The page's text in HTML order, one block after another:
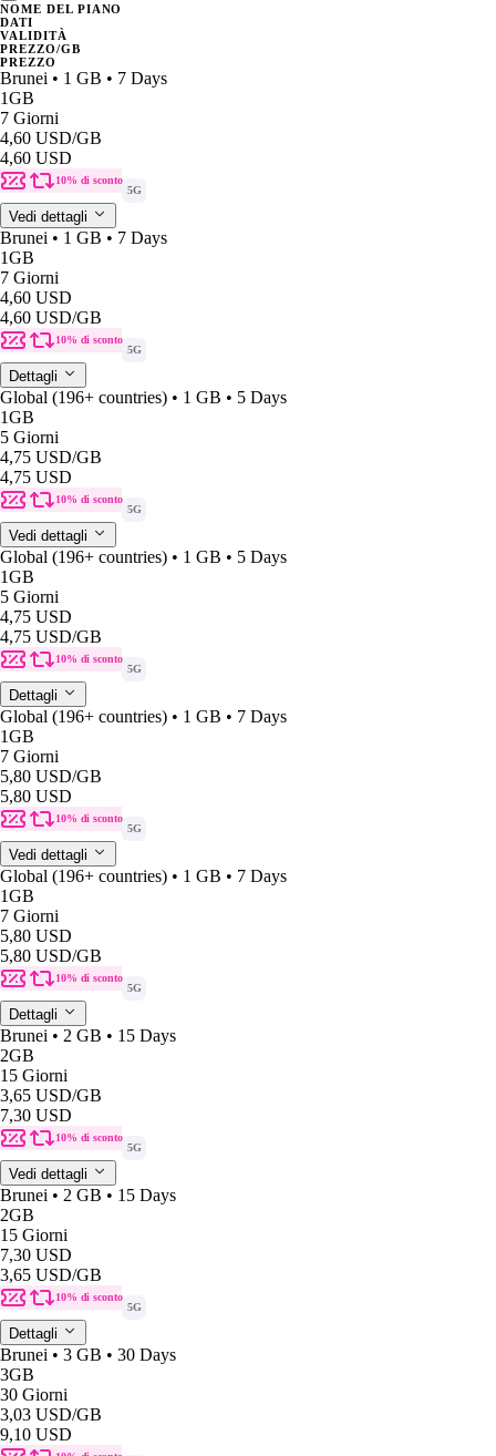
NOME DEL PIANO
DATI
VALIDITÀ
PREZZO/GB
PREZZO
Brunei • 1 GB • 7 Days
1GB
7 Giorni
4,60 USD/GB
4,60 USD
10% di sconto
5G
Vedi dettagli
Brunei • 1 GB • 7 Days
1GB
7 Giorni
4,60 USD
4,60 USD/GB
10% di sconto
5G
Dettagli
Global (196+ countries) • 1 GB • 5 Days
1GB
5 Giorni
4,75 USD/GB
4,75 USD
10% di sconto
5G
Vedi dettagli
Global (196+ countries) • 1 GB • 5 Days
1GB
5 Giorni
4,75 USD
4,75 USD/GB
10% di sconto
5G
Dettagli
Global (196+ countries) • 1 GB • 7 Days
1GB
7 Giorni
5,80 USD/GB
5,80 USD
10% di sconto
5G
Vedi dettagli
Global (196+ countries) • 1 GB • 7 Days
1GB
7 Giorni
5,80 USD
5,80 USD/GB
10% di sconto
5G
Dettagli
Brunei • 2 GB • 15 Days
2GB
15 Giorni
3,65 USD/GB
7,30 USD
10% di sconto
5G
Vedi dettagli
Brunei • 2 GB • 15 Days
2GB
15 Giorni
7,30 USD
3,65 USD/GB
10% di sconto
5G
Dettagli
Brunei • 3 GB • 30 Days
3GB
30 Giorni
3,03 USD/GB
9,10 USD